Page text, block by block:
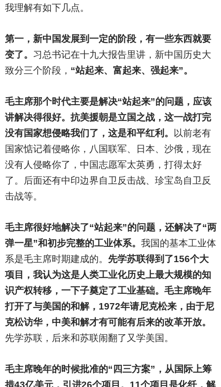
我理解有如下几点。
第一，新中国发展到一定的阶段，有一些东西就要
变了。 习总书记在十九大报告里讲，新中国历史大
致分三个阶段， “站起来、富起来、强起来”。
毛主席那个时代主要是解决“站起来”的问题，应该
讲解决得很好。抗美援朝是立国之战，这一战打完
没有国家想侵略我们了，这是和平红利。
以前老有
国家惦记着侵略你，八国联军、日本、沙俄，现在
没有人侵略你了，中国志愿军太英勇，打得太好
了。后面还有中印边界自卫反击战、珍宝岛自卫反
击战等。
毛主席很好地解决了“站起来”的问题，还解决了“两
弹一星”和初步完整的工业体系。 我国的基本工业体
系是毛主席时期建成的。 先学苏联得到了156个大
项目，我认为这是人类工业化历史上最大规模的知
识产权转移，一下子奠定了工业基础。毛主席晚年
打开了与美国的和解，1972年请尼克松来，由于尼
克松访华，中美和解才有可能有后来的改革开放。
先学苏联，后来和苏联闹翻了又学美国。
毛主席晚年的时候批准的“四三方案”，从国际上筹
措43亿美元，引进26个项目。11个项目是化纤，解